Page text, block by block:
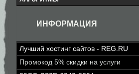
ИНФОРМАЦИЯ
Лучший хостинг сайтов - REG.RU
Промокод 5% скидки на услуги